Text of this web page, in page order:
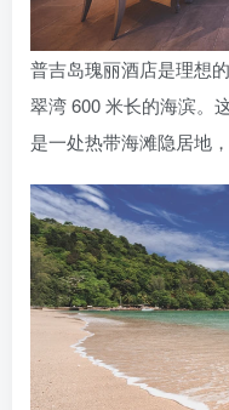
普吉岛瑰丽酒店是理想
翠湾 600 米长的海滨。
是一处热带海滩隐居地